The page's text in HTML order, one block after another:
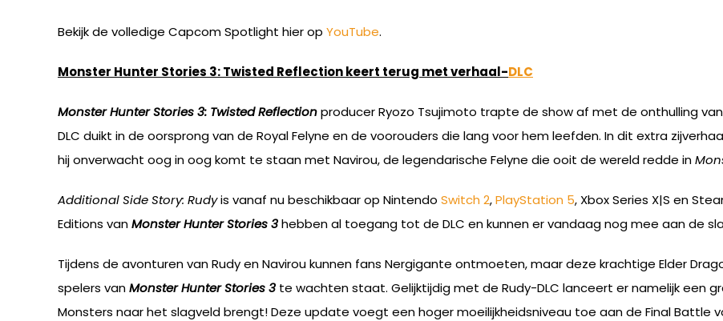
Bekijk de volledige Capcom Spotlight hier op YouTube.
Monster Hunter Stories 3: Twisted Reflection keert terug met verhaal-DLC
Monster Hunter Stories 3: Twisted Reflectionproducer Ryozo Tsujimoto trapte de show af met de onthulling van
DLC duikt in de oorsprong van de Royal Felyne en de voorouders die lang voor hem leefden. In dit extra
hij onverwacht oog in oog komt te staan met Navirou, de legendarische Felyne die ooit de wereld redde in
Additional Side Story: Rudyis vanaf nu beschikbaar op Nintendo Switch 2,PlayStation 5, Xbox Series X|S en
Editions vanMonster Hunter Stories 3hebben al toegang tot de DLC en kunnen er vandaag nog mee aan de
Tijdens de avonturen van Rudy en Navirou kunnen fans Nergigante ontmoeten, maar deze krachtige Elder
spelers vanMonster Hunter Stories 3 te wachten staat. Gelijktijdig met de Rudy-DLC lanceert er namelijk een
Monsters naar het slagveld brengt! Deze update voegt een hoger moeilijkheidsniveau toe aan de Final Battle